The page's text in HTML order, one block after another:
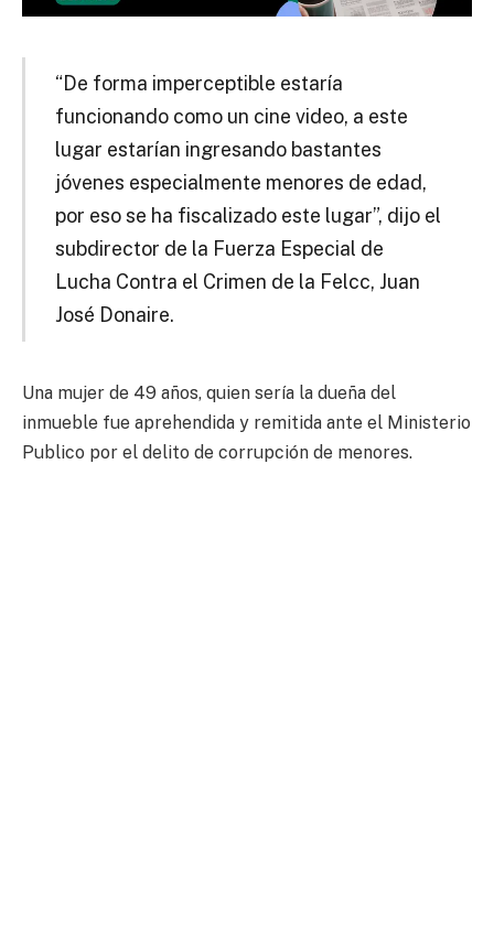
“De forma imperceptible estaría
funcionando como un cine video, a este
lugar estarían ingresando bastantes
jóvenes especialmente menores de edad,
por eso se ha fiscalizado este lugar”, dijo el
subdirector de la Fuerza Especial de
Lucha Contra el Crimen de la Felcc, Juan
José Donaire.
Una mujer de 49 años, quien sería la dueña del
inmueble fue aprehendida y remitida ante el Ministerio
Publico por el delito de corrupción de menores.